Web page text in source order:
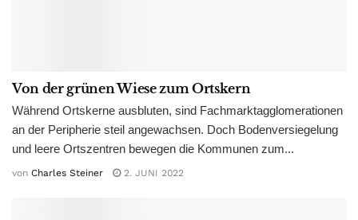
Von der grünen Wiese zum Ortskern
Während Ortskerne ausbluten, sind Fachmarktagglomerationen
an der Peripherie steil angewachsen. Doch Bodenversiegelung
und leere Ortszentren bewegen die Kommunen zum...
von Charles Steiner 2. JUNI 2022